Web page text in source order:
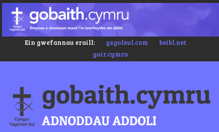
Ein gwefannau eraill: ysgolsul.com
beibl.net
gair.cymru